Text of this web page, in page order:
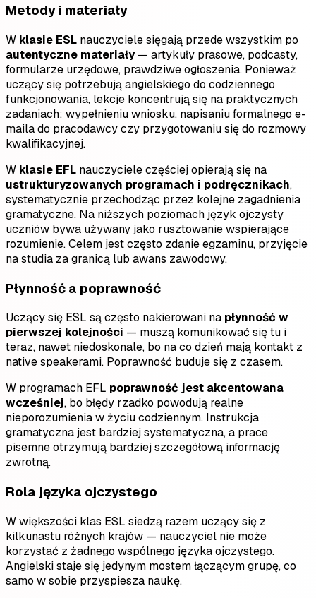
Metody i materiały
W klasie ESL nauczyciele sięgają przede wszystkim po
autentyczne materiały— artykuły prasowe, podcasty,
formularze urzędowe, prawdziwe ogłoszenia. Ponieważ
uczący się potrzebują angielskiego do codziennego
funkcjonowania, lekcje koncentrują się na praktycznych
zadaniach: wypełnieniu wniosku, napisaniu formalnego e-
maila do pracodawcy czy przygotowaniu się do rozmowy
kwalifikacyjnej.
W klasie EFL nauczyciele częściej opierają się na
ustrukturyzowanych programach i podręcznikach,
systematycznie przechodząc przez kolejne zagadnienia
gramatyczne. Na niższych poziomach język ojczysty
uczniów bywa używany jako rusztowanie wspierające
rozumienie. Celem jest często zdanie egzaminu, przyjęcie
na studia za granicą lub awans zawodowy.
Płynność a poprawność
Uczący się ESL są często nakierowani na płynność w
pierwszej kolejności — muszą komunikować się tu i
teraz, nawet niedoskonale, bo na co dzień mają kontakt z
native speakerami. Poprawność buduje się z czasem.
W programach EFL poprawność jest akcentowana
wcześniej, bo błędy rzadko powodują realne
nieporozumienia w życiu codziennym. Instrukcja
gramatyczna jest bardziej systematyczna, a prace
pisemne otrzymują bardziej szczegółową informację
zwrotną.
Rola języka ojczystego
W większości klas ESL siedzą razem uczący się z
kilkunastu różnych krajów — nauczyciel nie może
korzystać z żadnego wspólnego języka ojczystego.
Angielski staje się jedynym mostem łączącym grupę, co
samo w sobie przyspiesza naukę.